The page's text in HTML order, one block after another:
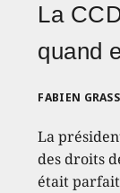
La
quand
FABIEN
La
des droits
était